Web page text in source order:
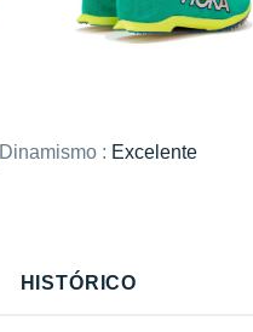
Dinamismo : Excelente
HISTÓRICO